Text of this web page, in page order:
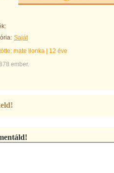
Saját
mate ilonka
12 éve
ember.